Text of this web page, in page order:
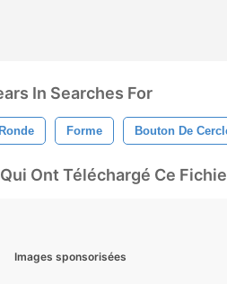
In Searches For
Forme Bouton De
Ont Téléchargé Ce
Images sponsorisées